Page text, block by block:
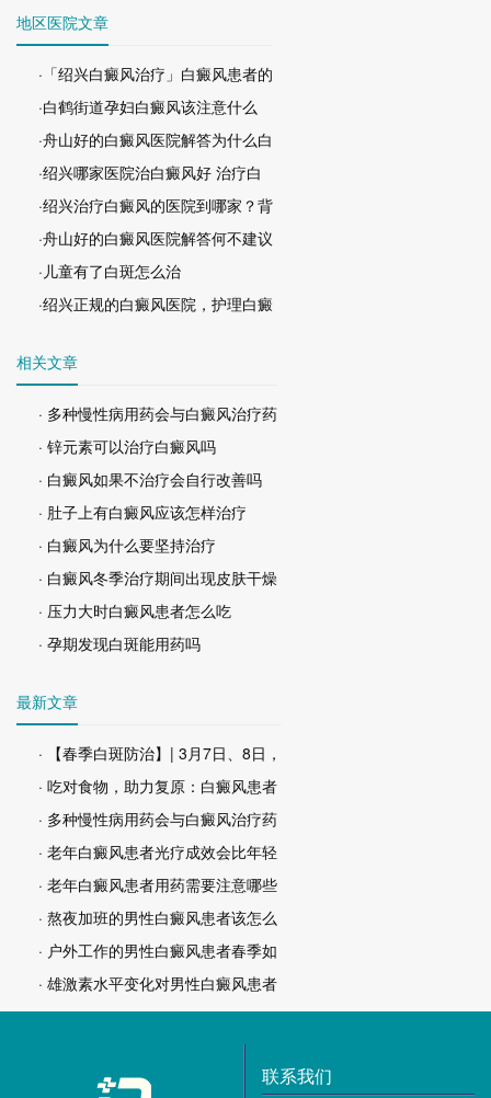
地区医院文章
·「绍兴白癜风治疗」白癜风患者的
·白鹤街道孕妇白癜风该注意什么
·舟山好的白癜风医院解答为什么白
·绍兴哪家医院治白癜风好 治疗白
·绍兴治疗白癜风的医院到哪家？背
·舟山好的白癜风医院解答何不建议
·儿童有了白斑怎么治
·绍兴正规的白癜风医院，护理白癜
相关文章
· 多种慢性病用药会与白癜风治疗药
· 锌元素可以治疗白癜风吗
· 白癜风如果不治疗会自行改善吗
· 肚子上有白癜风应该怎样治疗
· 白癜风为什么要坚持治疗
· 白癜风冬季治疗期间出现皮肤干燥
· 压力大时白癜风患者怎么吃
· 孕期发现白斑能用药吗
最新文章
· 【春季白斑防治】| 3月7日、8日，
· 吃对食物，助力复原：白癜风患者
· 多种慢性病用药会与白癜风治疗药
· 老年白癜风患者光疗成效会比年轻
· 老年白癜风患者用药需要注意哪些
· 熬夜加班的男性白癜风患者该怎么
· 户外工作的男性白癜风患者春季如
· 雄激素水平变化对男性白癜风患者
联系我们